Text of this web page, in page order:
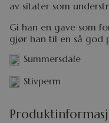
av sitater som
Gi han en gave som
gjør han til en så god
Summersdale
Stivperm